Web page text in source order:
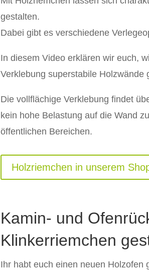
gestalten.
Dabei gibt es verschiedene
In diesem Video erklären wir euch,
Verklebung superstabile Holzwände
Die vollflächige Verklebung findet
kein hohe Belastung auf die Wand
öffentlichen Bereichen.
Holzriemchen in unserem
Kamin- und
Klinkerriemchen
Ihr habt euch einen neuen Holzofen